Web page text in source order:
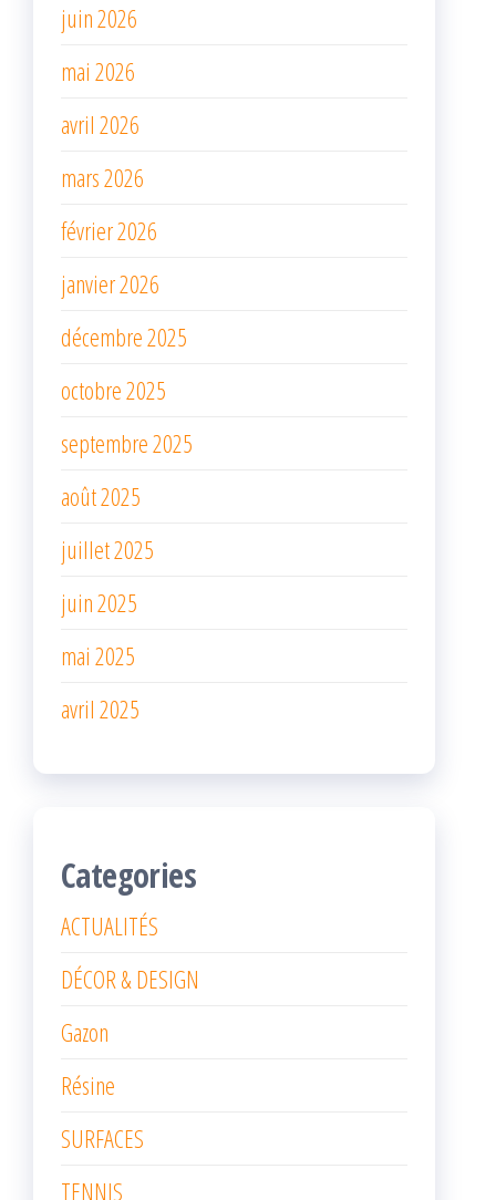
juin 2026
mai 2026
avril 2026
mars 2026
février 2026
janvier 2026
décembre 2025
octobre 2025
septembre 2025
août 2025
juillet 2025
juin 2025
mai 2025
avril 2025
Categories
ACTUALITÉS
DÉCOR & DESIGN
Gazon
Résine
SURFACES
TENNIS